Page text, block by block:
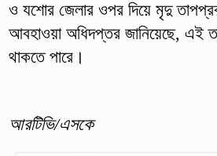
ও যশোর জেলার ওপর দিয়ে মৃদু
আবহাওয়া অধিদপ্তর জানিয়েছে, এই
থাকতে পারে।
আরটিভি/এসকে